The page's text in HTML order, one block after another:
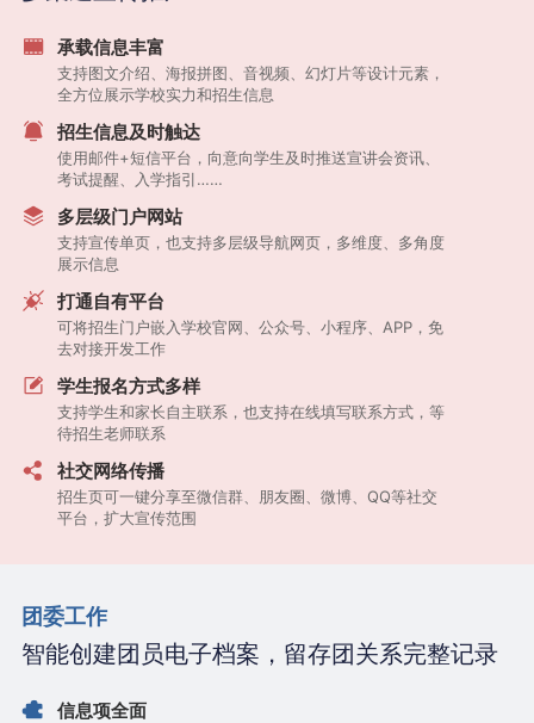
承载信息丰富
支持图文介绍、海报拼图、音视频、幻灯片等设计元素，
全方位展示学校实力和招生信息
招生信息及时触达
使用邮件+短信平台，向意向学生及时推送宣讲会资讯、
考试提醒、入学指引……
多层级门户网站
支持宣传单页，也支持多层级导航网页，多维度、多角度
展示信息
打通自有平台
可将招生门户嵌入学校官网、公众号、小程序、APP，免
去对接开发工作
学生报名方式多样
支持学生和家长自主联系，也支持在线填写联系方式，等
待招生老师联系
社交网络传播
招生页可一键分享至微信群、朋友圈、微博、QQ等社交
平台，扩大宣传范围
团委工作
智能创建团员电子档案，留存团关系完整记录
信息项全面